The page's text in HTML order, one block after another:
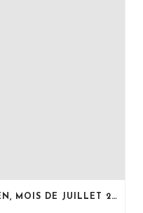
LE BULLETIN DU PHARMACIEN, MOIS DE JUILLET 2026